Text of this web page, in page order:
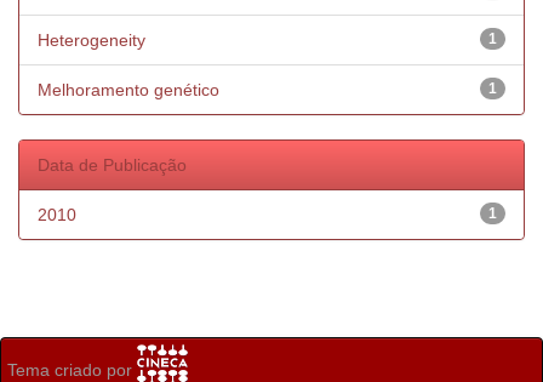
1
Heterogeneity
1
Melhoramento genético
Data de Publicação
1
2010
Tema criado por